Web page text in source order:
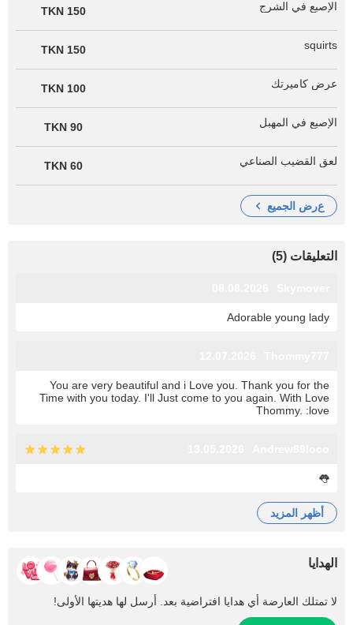
الإصبع في الشرج 150 TKN
squirts
150 TKN
عرض كاميرتك 100 TKN
الإصبع في المهبل 90 TKN
لعق القضيب الصناعي 60 TKN
عرض الجميع
التعليقات (5)
Adorable young lady
You are very beautiful and i Love you. Thank you for the
Time with you today. I'll Just come to you again. With Love
Thommy. :love
👅
أظهر المزيد
الهدايا
لا تمتلك العارضة أي هدايا افتراضية بعد. أرسل لها هديتها الأولى!